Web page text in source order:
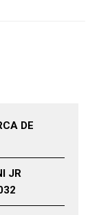
DE
JR